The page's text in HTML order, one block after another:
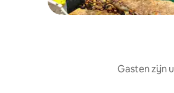
Gasten zijn